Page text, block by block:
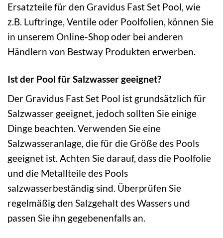
Ersatzteile für den Gravidus Fast Set Pool, wie
z.B. Luftringe, Ventile oder Poolfolien, können Sie
in unserem Online-Shop oder bei anderen
Händlern von Bestway Produkten erwerben.
Ist der Pool für Salzwasser geeignet?
Der Gravidus Fast Set Pool ist grundsätzlich für
Salzwasser geeignet, jedoch sollten Sie einige
Dinge beachten. Verwenden Sie eine
Salzwasseranlage, die für die Größe des Pools
geeignet ist. Achten Sie darauf, dass die Poolfolie
und die Metallteile des Pools
salzwasserbeständig sind. Überprüfen Sie
regelmäßig den Salzgehalt des Wassers und
passen Sie ihn gegebenenfalls an.